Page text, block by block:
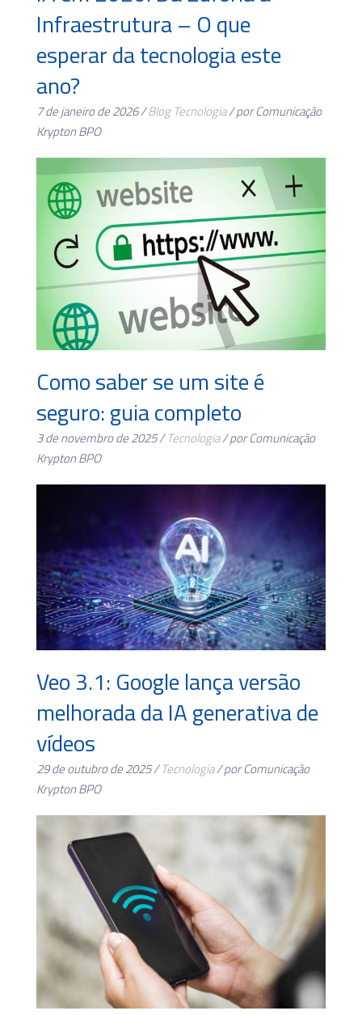
Infraestrutura – O que
esperar da tecnologia este
ano?
7 de janeiro de 2026 /Blog Tecnologia/ por Comunicação
Krypton BPO
Como saber se um site é
seguro: guia completo
3 de novembro de 2025 /Tecnologia/ por Comunicação
Krypton BPO
Veo 3.1: Google lança versão
melhorada da IA generativa de
vídeos
29 de outubro de 2025 /Tecnologia/ por Comunicação
Krypton BPO